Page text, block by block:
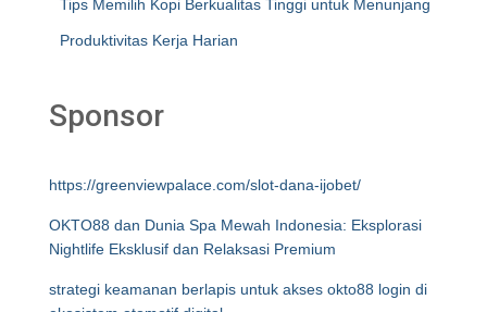
Tips Memilih Kopi Berkualitas Tinggi untuk Menunjang
Produktivitas Kerja Harian
Sponsor
https://greenviewpalace.com/slot-dana-ijobet/
OKTO88 dan Dunia Spa Mewah Indonesia: Eksplorasi
Nightlife Eksklusif dan Relaksasi Premium
strategi keamanan berlapis untuk akses okto88 login di